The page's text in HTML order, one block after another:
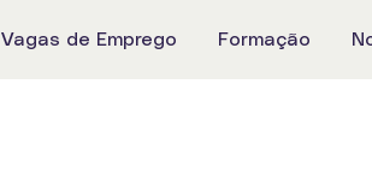
Vagas de Emprego Formação